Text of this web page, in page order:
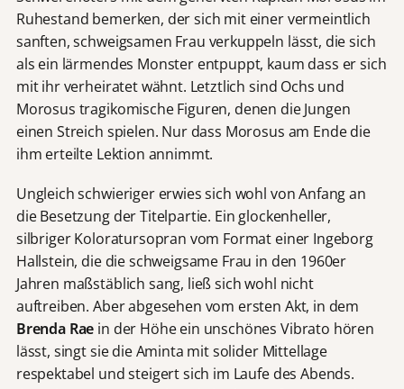
Ruhestand bemerken, der sich mit einer vermeintlich
sanften, schweigsamen Frau verkuppeln lässt, die sich
als ein lärmendes Monster entpuppt, kaum dass er sich
mit ihr verheiratet wähnt. Letztlich sind Ochs und
Morosus tragikomische Figuren, denen die Jungen
einen Streich spielen. Nur dass Morosus am Ende die
ihm erteilte Lektion annimmt.
Ungleich schwieriger erwies sich wohl von Anfang an
die Besetzung der Titelpartie. Ein glockenheller,
silbriger Koloratursopran vom Format einer Ingeborg
Hallstein, die die schweigsame Frau in den 1960er
Jahren maßstäblich sang, ließ sich wohl nicht
auftreiben. Aber abgesehen vom ersten Akt, in dem
Brenda Rae in der Höhe ein unschönes Vibrato hören
lässt, singt sie die Aminta mit solider Mittellage
respektabel und steigert sich im Laufe des Abends.